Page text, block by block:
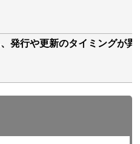
発行や更新のタイミングが異